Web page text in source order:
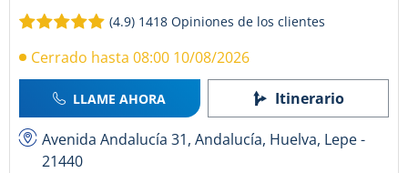
(4.9) 1418 Opiniones de los clientes
Cerrado hasta 08:00 10/08/2026
LLAME AHORA Itinerario
Avenida Andalucía 31, Andalucía, Huelva, Lepe -
21440